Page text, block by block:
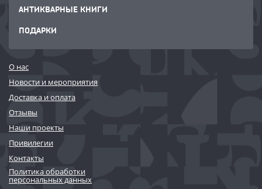
АНТИКВАРНЫЕ КНИГИ
ПОДАРКИ
О нас
Новости и мероприятия
Доставка и оплата
Отзывы
Наши проекты
Привилегии
Контакты
Политика обработки
персональных данных